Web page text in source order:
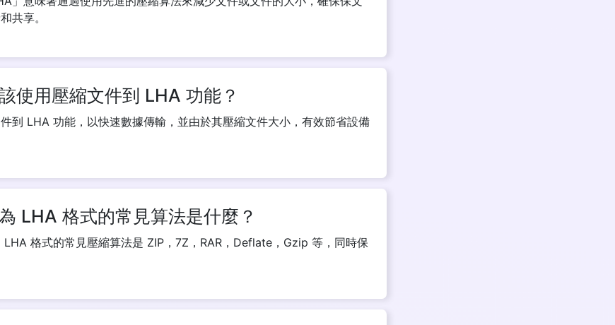
共享。
使用壓縮文件到 LHA 功能？
到 LHA 功能，以快速數據傳輸，並由於其壓縮文件大小，有效節省設備
LHA 格式的常見算法是什麼？
LHA 格式的常見壓縮算法是 ZIP，7Z，RAR，Deflate，Gzip 等，同時保